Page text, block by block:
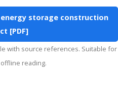
storage construction
[PDF]
reading.